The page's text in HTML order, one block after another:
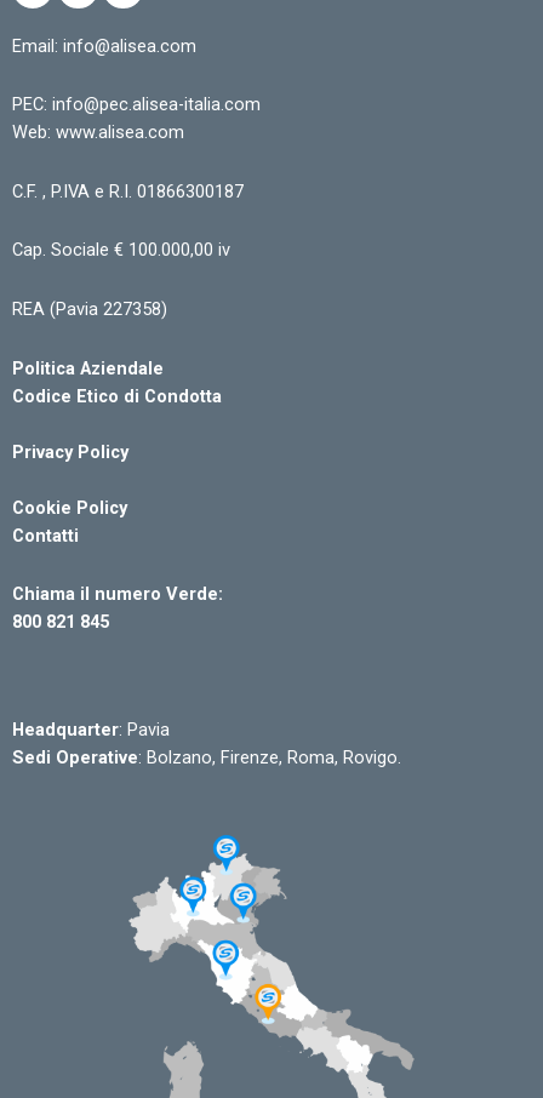
Email: info@alisea.com
PEC: info@pec.alisea-italia.com
Web: www.alisea.com
C.F. , P.IVA e R.I. 01866300187
Cap. Sociale € 100.000,00 iv
REA (Pavia 227358)
Politica Aziendale
Codice Etico di Condotta
Privacy Policy
Cookie Policy
Contatti
Chiama il numero Verde:
800 821 845
Headquarter: Pavia
Sedi Operative: Bolzano, Firenze, Roma, Rovigo.